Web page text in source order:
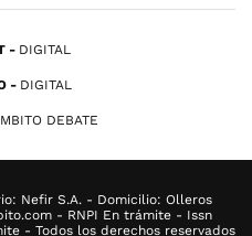
DIGITAL
DIGITAL
DEBATE
Nefir S.A. - Domicilio: Olleros
- RNPI En trámite - Issn
- Todos los derechos reservados